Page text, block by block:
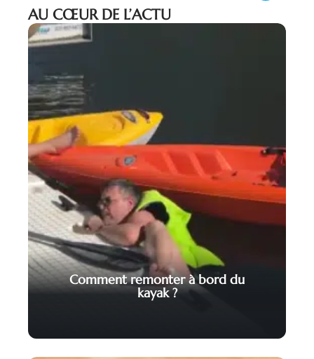
AU CŒUR DE L’ACTU
Comment remonter à bord du
kayak ?